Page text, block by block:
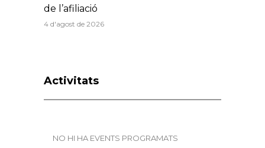
de l’afiliació
4 d'agost de 2026
Activitats
NO HI HA EVENTS PROGRAMATS